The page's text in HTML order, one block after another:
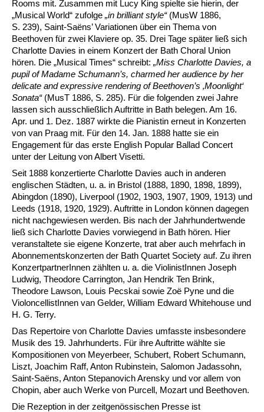
Rooms mit. Zusammen mit Lucy King spielte sie hierin, der
„Musical World“ zufolge „in brilliant style“(MusW 1886,
S. 239), Saint-Saëns’ Variationen über ein Thema von
Beethoven für zwei Klaviere op. 35. Drei Tage später ließ sich
Charlotte Davies in einem Konzert der Bath Choral Union
hören. Die „Musical Times“ schreibt: „Miss Charlotte Davies, a
pupil of Madame Schumann’s, charmed her audience by her
delicate and expressive rendering of Beethoven’s ‚Moonlight‘
Sonata“(MusT 1886, S. 285). Für die folgenden zwei Jahre
lassen sich ausschließlich Auftritte in Bath bele­gen. Am 16.
Apr. und 1. Dez. 1887 wirkte die Pianistin erneut in Konzerten
von van Praag mit. Für den 14. Jan. 1888 hatte sie ein
Engagement für das erste English Popu­lar Ballad Concert
unter der Leitung von Albert Visetti.
Seit 1888 konzertierte Charlotte Davies auch in anderen
englischen Städten, u. a. in Bristol (1888, 1890, 1898, 1899),
Abingdon (1890), Liverpool (1902, 1903, 1907, 1909, 1913) und
Leeds (1918, 1920, 1929). Auftritte in London können dagegen
nicht nachgewiesen werden. Bis nach der Jahrhundertwende
ließ sich Charlotte Davies vor­wiegend in Bath hören. Hier
veranstaltete sie eigene Konzerte, trat aber auch mehrfach in
Abonnementskonzerten der Bath Quartet Society auf. Zu ihren
KonzertpartnerInnen zählten u. a. die Violi­nistInnen Joseph
Ludwig, Theodore Carrington, Jan Hendrik Ten Brink,
Theodore Lawson, Louis Pecskai sowie Zoë Pyne und die
VioloncellistInnen van Gelder, William Edward Whitehouse und
H. G. Terry.
Das Repertoire von Charlotte Davies umfasste insbesondere
Musik des 19. Jahr­hun­derts. Für ihre Auftritte wählte sie
Kompositionen von Meyer­beer, Schu­bert, Robert Schumann,
Liszt, Joachim Raff, Anton Rubinstein, Salomon Jadassohn,
Saint-Saëns, Anton Stepanovich Arensky und vor allem von
Chopin, aber auch Werke von Purcell, Mozart und Beethoven.
Die Rezeption in der zeitgenössischen Presse ist